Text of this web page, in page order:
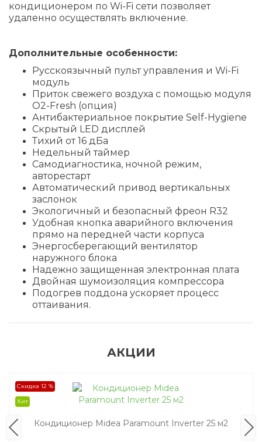
кондиционером по Wi-Fi сети позволяет
удаленно осуществлять включение.
Дополнительные особенности:
Русскоязычный пульт управления и Wi-Fi
модуль
Приток свежего воздуха с помощью модуля
O2-Fresh (опция)
Антибактериальное покрытие Self-Hygiene
Скрытый LED дисплей
Тихий от 16 дБа
Недельный таймер
Самодиагностика, ночной режим,
авторестарт
Автоматический привод вертикальных
заслонок
Экологичный и безопасный фреон R32
Удобная кнопка аварийного включения
прямо на передней части корпуса
Энергосберегающий вентилятор
наружного блока
Надежно защищенная электронная плата
Двойная шумоизоляция компрессора
Подогрев поддона ускоряет процесс
оттаивания.
АКЦИИ
Скидка 12 %
Хит
Кондиционер Midea Paramount Inverter 25 м2